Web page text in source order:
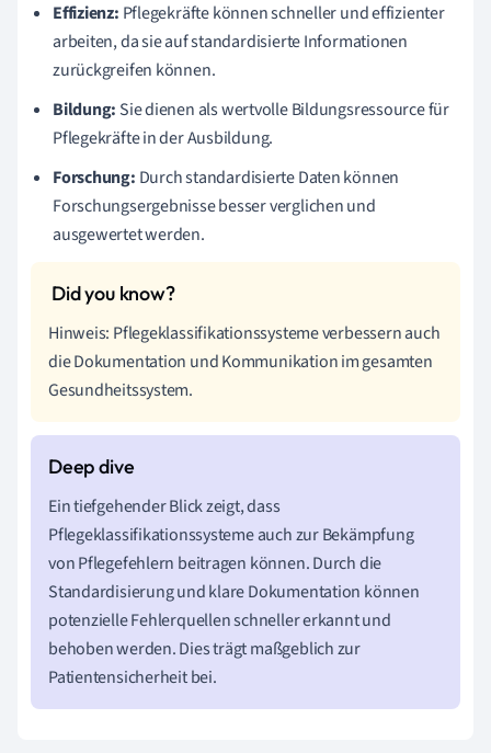
Effizienz: Pflegekräfte können schneller und effizienter
arbeiten, da sie auf standardisierte Informationen
zurückgreifen können.
Bildung: Sie dienen als wertvolle Bildungsressource für
Pflegekräfte in der Ausbildung.
Forschung: Durch standardisierte Daten können
Forschungsergebnisse besser verglichen und
ausgewertet werden.
Hinweis: Pflegeklassifikationssysteme verbessern auch
die Dokumentation und Kommunikation im gesamten
Gesundheitssystem.
Ein tiefgehender Blick zeigt, dass
Pflegeklassifikationssysteme auch zur Bekämpfung
von Pflegefehlern beitragen können. Durch die
Standardisierung und klare Dokumentation können
potenzielle Fehlerquellen schneller erkannt und
behoben werden. Dies trägt maßgeblich zur
Patientensicherheit bei.